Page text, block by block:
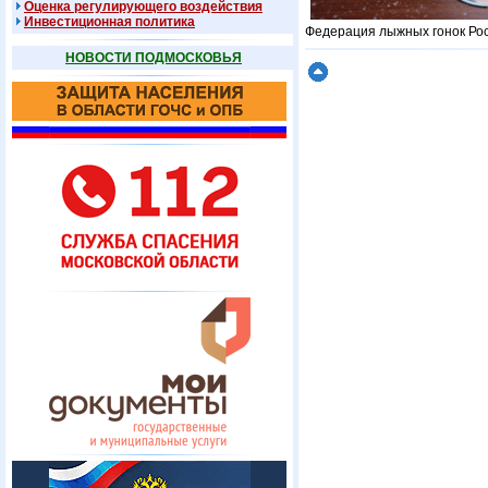
Оценка регулирующего воздействия
Инвестиционная политика
НОВОСТИ ПОДМОСКОВЬЯ
Федерация лыжных гонок